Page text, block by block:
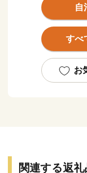
される打吹玉川地
時代末期から昭和
残り、赤い石州瓦
は、倉吉の特徴的
い日本の原風景と
名峰大山の麓に位置
自
すべ
お
関連する返